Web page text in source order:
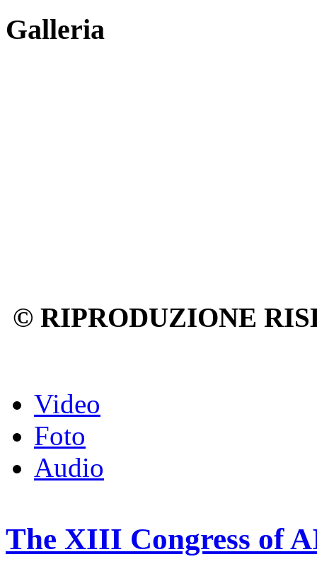
Galleria
© RIPRODUZIONE
Video
Foto
Audio
The XIII Congress of